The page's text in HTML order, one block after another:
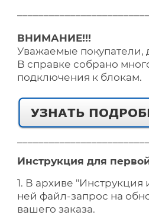
ВНИМАНИЕ!!!
Уважаемые покупатели,
В справке собрано
подключения к блокам.
Инструкция для
1. В архиве
ней файл-запрос на
вашего заказа.